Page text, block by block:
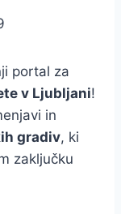
portal za
v Ljubljani!
in
gradiv, ki
zaključku